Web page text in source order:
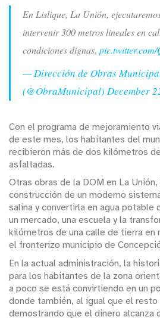
En Lislique, La Unión,
intervenir 300 metros lineales en
condiciones dignas. pic.twitter.com/
— Dirección de Obras
(@ObraMunicipal) December
Con el programa de mejoramiento
de este mes, los habitantes del
recibieron más de dos kilómetros
asfaltadas.
Otras obras de la DOM en La
construcción de un moderno
salina y convertirla en agua potable
un mercado, una escuela y la
kilómetros de una calle de tierra en
el fronterizo municipio de
En la actual administración, la
para los habitantes de la zona
a poco se está convirtiendo en un
donde también, al igual que el
demostrando que el dinero alcanza